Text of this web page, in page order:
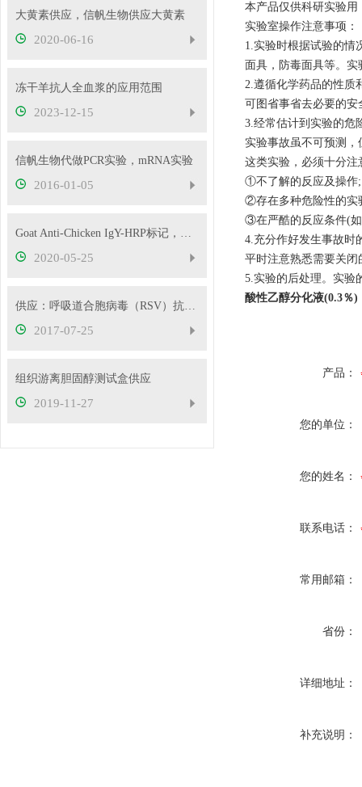
大黄素供应，信帆生物供应大黄素
2020-06-16
冻干羊抗人全血浆的应用范围
2023-12-15
信帆生物代做PCR实验，mRNA实验
2016-01-05
Goat Anti-Chicken IgY-HRP标记，供应
2020-05-25
供应：呼吸道合胞病毒（RSV）抗体检测试剂盒 金标法
2017-07-25
组织游离胆固醇测试盒供应
2019-11-27
本产品仅供科研实验用
实验室操作注意事项：
1.实验时根据试验的情
面具，防毒面具等。
2.遵循化学药品的性质
可图省事省去必要的安
3.经常估计到实验的危
实验事故虽不可预测
这类实验，必须十分注
①不了解的反应及操作;
②存在多种危险性的实
③在严酷的反应条件(
4.充分作好发生事故时
平时注意熟悉需要关
5.实验的后处理。实验
酸性乙醇分化液(0.3％)
产品：
您的单位：
您的姓名：
联系电话：
常用邮箱：
省份：
详细地址：
补充说明：